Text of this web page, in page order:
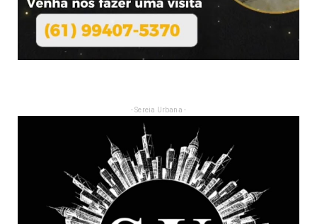
- Sereia Urbana -